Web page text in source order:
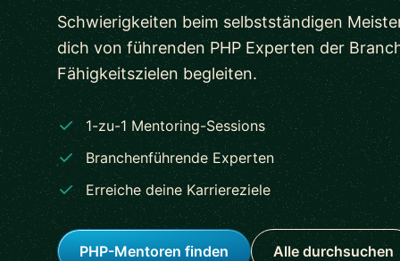
Schwierigkeiten beim selbstständigen
dich von führenden PHP Experten der
Fähigkeitszielen begleiten.
1-zu-1 Mentoring-Sessions
Branchenführende Experten
Erreiche deine Karriereziele
PHP-Mentoren finden Alle durchsuchen